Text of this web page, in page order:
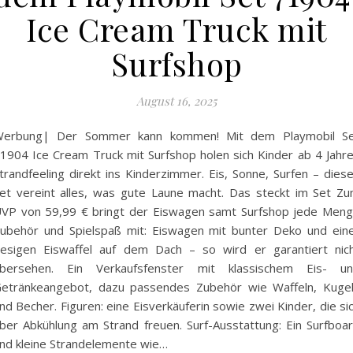
Ice Cream Truck mit
Surfshop
August 16, 2025
Der Sommer kann kommen! Mit dem Playmobil
Ice Cream Truck mit Surfshop holen sich Kinder ab 4
direkt ins Kinderzimmer. Eis, Sonne, Surfen –
vereint alles, was gute Laune macht. Das steckt im Set
von 59,99 € bringt der Eiswagen samt Surfshop jede
und Spielspaß mit: Eiswagen mit bunter Deko und
Eiswaffel auf dem Dach – so wird er garantiert
Ein Verkaufsfenster mit klassischem Eis-
dazu passendes Zubehör wie Waffeln,
Becher. Figuren: eine Eisverkäuferin sowie zwei Kinder, die
Abkühlung am Strand freuen. Surf-Ausstattung: Ein
kleine Strandelemente wie…